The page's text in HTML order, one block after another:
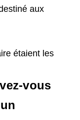
aux
étaient les
vous